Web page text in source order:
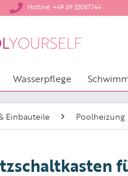
​Hotline: +49 69 33087744
Wasserpflege
Einbauteile Poolheizung